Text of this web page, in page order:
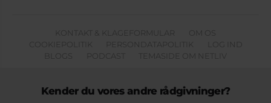
KONTAKT & KLAGEFORMULAR
OM OS
COOKIEPOLITIK
PERSONDATAPOLITIK
LOG IND
BLOGS
PODCAST TEMASIDE OM NETLIV
Kender du vores andre rådgivninger?